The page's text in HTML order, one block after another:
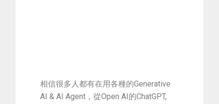
相信很多人都有在用各種的Generative
AI & AI Agent，從Open AI的ChatGPT,